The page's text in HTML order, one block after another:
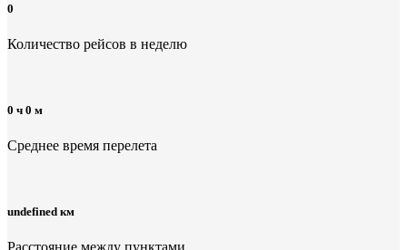
0
Количество рейсов в неделю
0 ч 0 м
Среднее время перелета
undefined км